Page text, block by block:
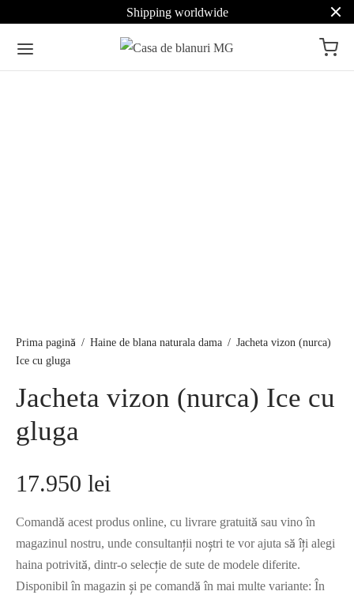
Shipping worldwide
Prima pagină / Haine de blana naturala dama / Jacheta vizon (nurca)
Ice cu gluga
Jacheta vizon (nurca) Ice cu
gluga
17.950 lei
Comandă acest produs online, cu livrare gratuită sau vino în
magazinul nostru, unde consultanții noștri te vor ajuta să îți alegi
haina potrivită, dintr-o selecție de sute de modele diferite.
Disponibil în magazin și pe comandă în mai multe variante: În